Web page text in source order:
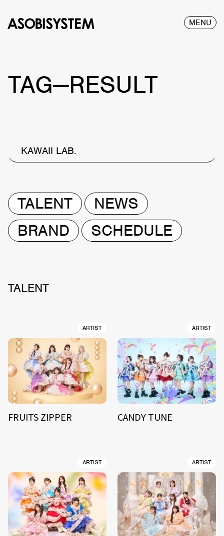
MENU
TAG—RESULT
KAWAII LAB.
TALENT
NEWS
BRAND
SCHEDULE
TALENT
ARTIST
FRUITS ZIPPER
ARTIST
CANDY TUNE
ARTIST ARTIST